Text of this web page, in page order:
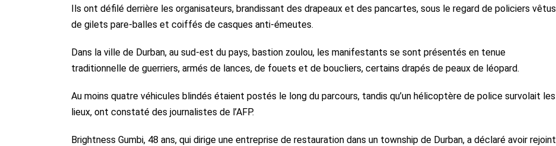
Ils ont défilé derrière les organisateurs, brandissant des drapeaux et des pancartes, sous le regard de policiers vêtus
de gilets pare-balles et coiffés de casques anti-émeutes.
Dans la ville de Durban, au sud-est du pays, bastion zoulou, les manifestants se sont présentés en tenue
traditionnelle de guerriers, armés de lances, de fouets et de boucliers, certains drapés de peaux de léopard.
Au moins quatre véhicules blindés étaient postés le long du parcours, tandis qu’un hélicoptère de police survolait les
lieux, ont constaté des journalistes de l’AFP.
Brightness Gumbi, 48 ans, qui dirige une entreprise de restauration dans un township de Durban, a déclaré avoir rejoint